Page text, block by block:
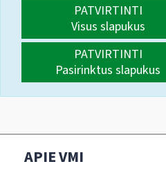
PATVIRTINTI
Visus slapukus
PATVIRTINTI
Pasirinktus slapukus
APIE VMI